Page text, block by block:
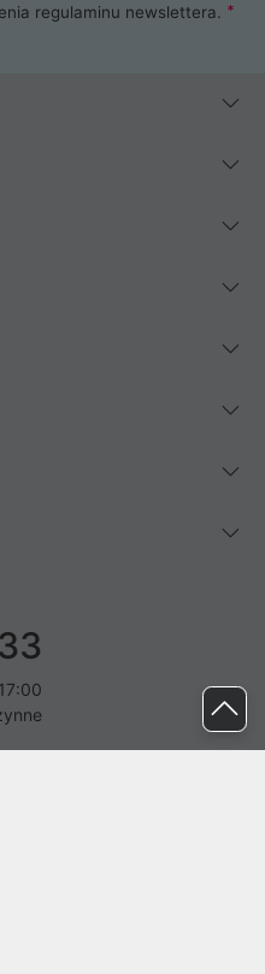
regulaminu newslettera.